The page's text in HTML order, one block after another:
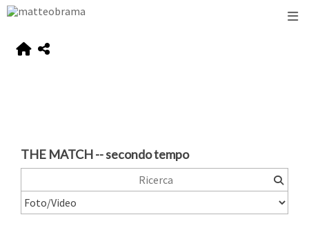
THE MATCH -- secondo tempo